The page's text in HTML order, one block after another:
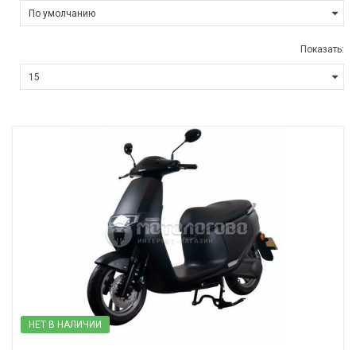
Показать:
НЕТ В НАЛИЧИИ